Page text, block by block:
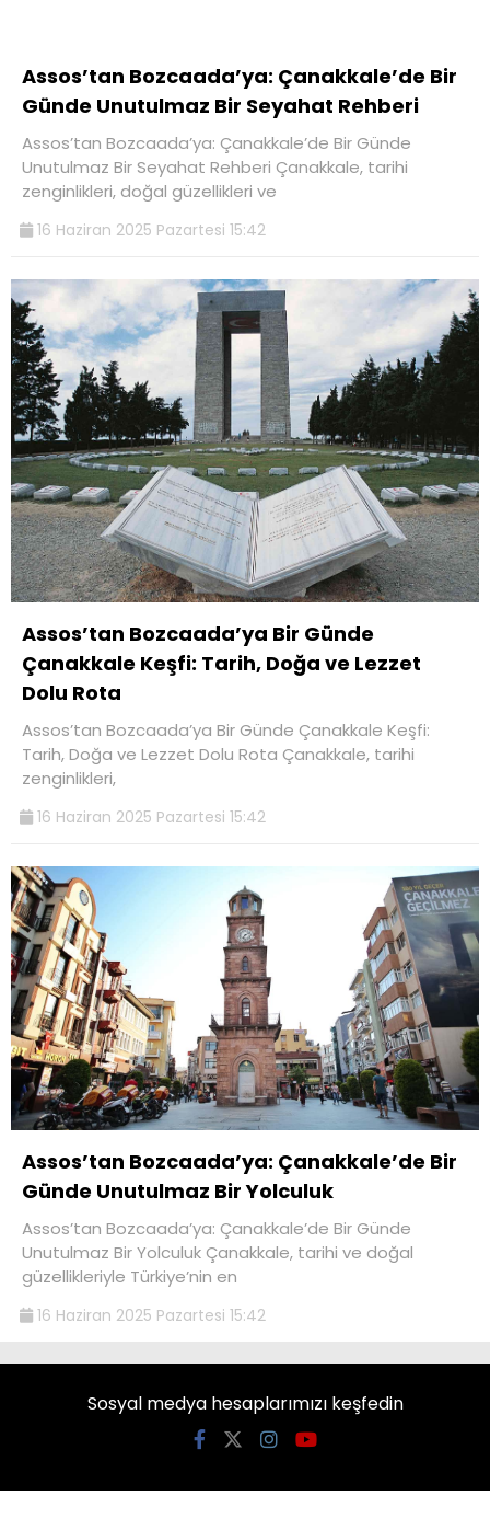
Assos’tan Bozcaada’ya: Çanakkale’de Bir
Günde Unutulmaz Bir Seyahat Rehberi
Assos’tan Bozcaada’ya: Çanakkale’de Bir Günde
Unutulmaz Bir Seyahat Rehberi Çanakkale, tarihi
zenginlikleri, doğal güzellikleri ve
16 Haziran 2025 Pazartesi 15:42
Assos’tan Bozcaada’ya Bir Günde
Çanakkale Keşfi: Tarih, Doğa ve Lezzet
Dolu Rota
Assos’tan Bozcaada’ya Bir Günde Çanakkale Keşfi:
Tarih, Doğa ve Lezzet Dolu Rota Çanakkale, tarihi
zenginlikleri,
16 Haziran 2025 Pazartesi 15:42
Assos’tan Bozcaada’ya: Çanakkale’de Bir
Günde Unutulmaz Bir Yolculuk
Assos’tan Bozcaada’ya: Çanakkale’de Bir Günde
Unutulmaz Bir Yolculuk Çanakkale, tarihi ve doğal
güzellikleriyle Türkiye’nin en
16 Haziran 2025 Pazartesi 15:42
Sosyal medya hesaplarımızı keşfedin